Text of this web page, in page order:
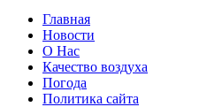
Главная
Новости
О Нас
Качество воздуха
Погода
Политика сайта